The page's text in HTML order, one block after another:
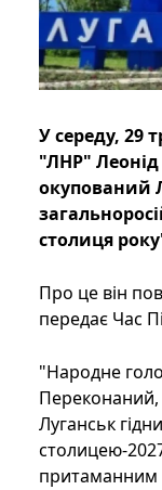
У середу, 29
"ЛНР"
окупований
столиця
Про це він
передає Час
"Народне
Луганськ
столицею-